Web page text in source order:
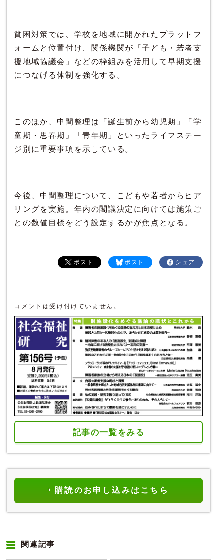
貧困対策では、学校を地域に開かれたプラットフ
ォームと位置付け、関係機関が「子ども・若者支
援地域協議会」などの枠組みを活用して早期支援
につなげる体制を強化する。
このほか、中間整理は「誕生前から幼児期」「学
童期・思春期」「青年期」といったライフステー
ジ別に重要事項を示している。
今後、中間整理について、こどもや若者からヒア
リングを実施。年内の閣議決定に向けては施策ご
との数値目標をどう設定するかが焦点となる。
シェア
ポスト
ポスト
コメントは受け付けていません。
記事の一覧をみる
購読のお申し込みはこちら
関連記事